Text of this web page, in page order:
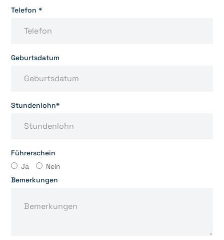
Telefon *
Geburtsdatum
Stundenlohn*
Führerschein
Ja
Nein
Bemerkungen